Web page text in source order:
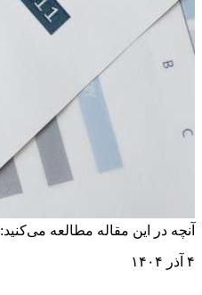
آنچه در این مقاله مطالعه می‌کنید:
۴ آذر ۱۴۰۴